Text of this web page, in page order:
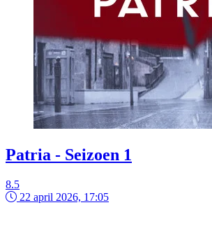
Patria - Seizoen 1
8.5
22 april 2026, 17:05